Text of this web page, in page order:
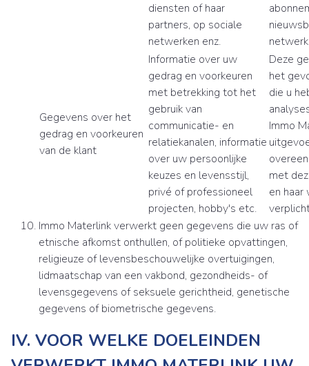
diensten of haar
partners, op sociale
netwerken enz.
Gegevens over het
gedrag en voorkeuren
van de klant
Informatie over uw
gedrag en voorkeuren
met betrekking tot het
gebruik van
communicatie- en
relatiekanalen, informatie
over uw persoonlijke
keuzes en levensstijl,
privé of professioneel
projecten, hobby's etc.
Deze
het
die u
Immo
met
en
Immo Materlink verwerkt geen gegevens die uw ras of
etnische afkomst onthullen, of politieke opvattingen,
religieuze of levensbeschouwelijke overtuigingen,
lidmaatschap van een vakbond, gezondheids- of
levensgegevens of seksuele gerichtheid, genetische
gegevens of biometrische gegevens.
IV. VOOR WELKE DOELEINDEN